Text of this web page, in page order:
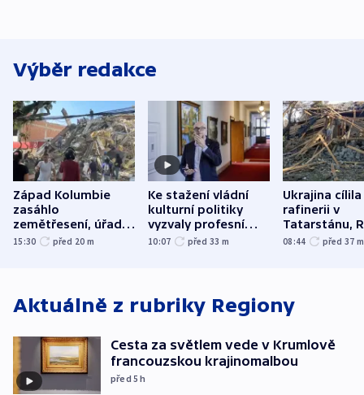
Výběr redakce
Západ Kolumbie
zasáhlo
zemětřesení, úřady
hlásí přes sto obětí
15:30 před 20 m
Ke stažení vládní
kulturní politiky
vyzvaly profesní
organizace, spolky i
10:07 před 33 m
Ukrajina cílila
rafinerii v
Tatarstánu,
útočilo na
08:44 před 37 m
Aktuálně z rubriky Regiony
Cesta za světlem vede v Krumlově
francouzskou krajinomalbou
před 5h